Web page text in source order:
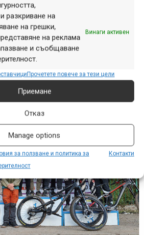
разкриване на
на грешки,
на реклама
и съобщаване
Винаги активен
Прочетете повече за тези цели
Приемане
Отказ
Manage options
за ползване и политика за
Контакти
с 1:41.16, а трети се нареди
Horse с време 1:42.44.
победата грабна Иван Гавазов от
1:30.24 минути, следван от Пламен
При момичетата първа се
а втора остана Ивайла